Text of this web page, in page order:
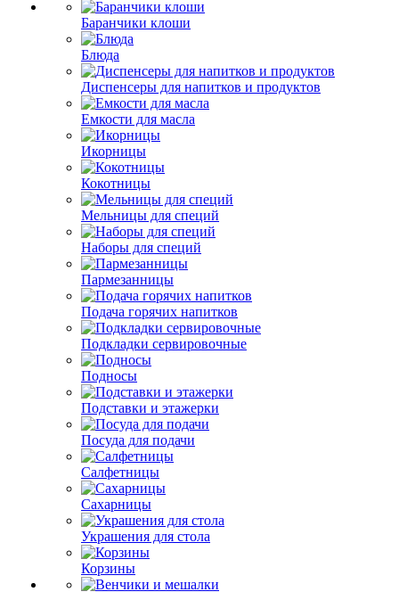
Баранчики клоши
Блюда
Диспенсеры для напитков и продуктов
Емкости для масла
Икорницы
Кокотницы
Мельницы для специй
Наборы для специй
Пармезанницы
Подача горячих напитков
Подкладки сервировочные
Подносы
Подставки и этажерки
Посуда для подачи
Салфетницы
Сахарницы
Украшения для стола
Корзины